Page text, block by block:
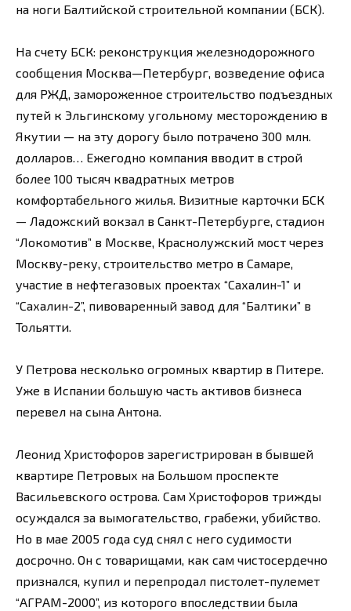
на ноги Балтийской строительной компании (БСК).
На счету БСК: реконструкция железнодорожного
сообщения Москва—Петербург, возведение офиса
для РЖД, замороженное строительство подъездных
путей к Эльгинскому угольному месторождению в
Якутии — на эту дорогу было потрачено 300 млн.
долларов… Ежегодно компания вводит в строй
более 100 тысяч квадратных метров
комфортабельного жилья. Визитные карточки БСК
— Ладожский вокзал в Санкт-Петербурге, стадион
“Локомотив” в Москве, Краснолужский мост через
Москву-реку, строительство метро в Самаре,
участие в нефтегазовых проектах “Сахалин-1” и
“Сахалин-2”, пивоваренный завод для “Балтики” в
Тольятти.
У Петрова несколько огромных квартир в Питере.
Уже в Испании большую часть активов бизнеса
перевел на сына Антона.
Леонид Христофоров зарегистрирован в бывшей
квартире Петровых на Большом проспекте
Васильевского острова. Сам Христофоров трижды
осуждался за вымогательство, грабежи, убийство.
Но в мае 2005 года суд снял с него судимости
досрочно. Он с товарищами, как сам чистосердечно
признался, купил и перепродал пистолет-пулемет
“АГРАМ-2000”, из которого впоследствии была